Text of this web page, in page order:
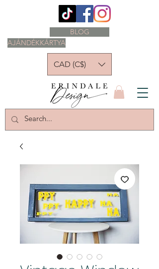
AJÁNDÉKKÁRTYA
BLOG
CAD (C$)